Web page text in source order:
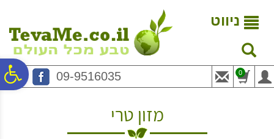
המרכזי
ניווט
09-9516035 0
מזון טרי